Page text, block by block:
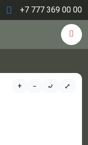
+7 777 369 00 00
+ − ⤾ ⤢